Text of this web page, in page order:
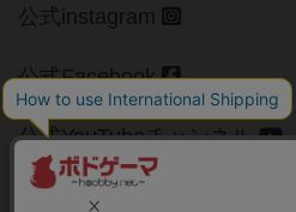
公式instagram
公式Facebook
公式YouTubeチャンネル